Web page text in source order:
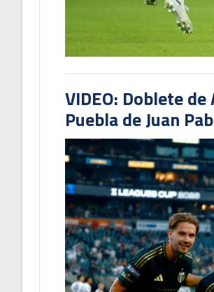
VIDEO: Doblete
Puebla de Juan